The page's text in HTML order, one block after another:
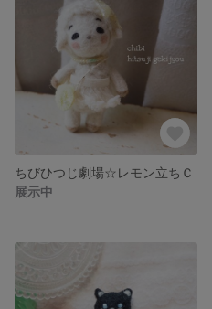
ちびひつじ劇場☆レモン立ちＣ
展示中